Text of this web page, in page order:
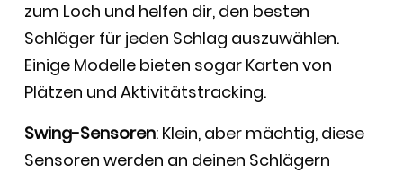
zum Loch und helfen dir, den besten
Schläger für jeden Schlag auszuwählen.
Einige Modelle bieten sogar Karten von
Plätzen und Aktivitätstracking.
Swing-Sensoren: Klein, aber mächtig, diese
Sensoren werden an deinen Schlägern